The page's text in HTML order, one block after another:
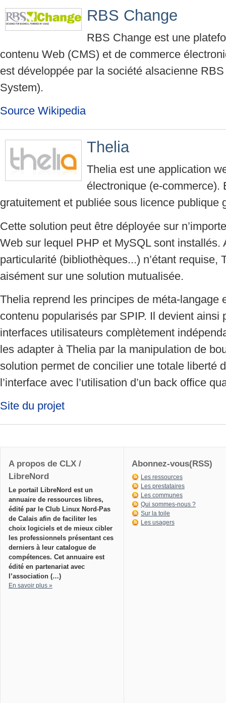
RBS Change
RBS Change est une
contenu Web (CMS) et de commerce
est développée par la société alsacienne
System).
Source Wikipedia
Thelia
Thelia est une application
électronique (e-commerce).
gratuitement et publiée sous licence publique
Cette solution peut être déployée sur
Web sur lequel PHP et MySQL sont installés.
particularité (bibliothèques...) n’étant requise,
aisément sur une solution mutualisée.
Thelia reprend les principes de méta-langage
contenu popularisés par SPIP. Il devient ainsi
interfaces utilisateurs complètement
les adapter à Thelia par la manipulation de
solution permet de concilier une totale liberté
l’interface avec l’utilisation d’un back office
Site du projet
A propos de CLX /
LibreNord
Le portail LibreNord est un
annuaire de ressources libres,
édité par le Club Linux Nord-Pas
de Calais afin de faciliter les
choix logiciels et de mieux cibler
les professionnels présentant ces
derniers à leur catalogue de
compétences. Cet annuaire est
édité en partenariat avec
l’association (…)
En savoir plus »
Abonnez-vous(RSS)
Les ressources
Les prestataires
Les communes
Qui sommes-nous ?
Sur la toile
Les usagers